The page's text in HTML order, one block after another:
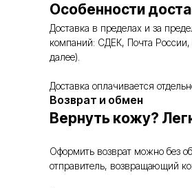
Особенности
Доставка в пределах и за
компаний: СДЕК, Почта
далее).
Доставка оплачивается
Возврат и обмен
Вернуть кожу?
Оформить возврат можно без
отправитель, возвращающий